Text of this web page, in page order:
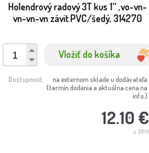
Holendrový radový 3T kus 1'' ,vo-vn-
vn-vn-vn závit PVC/šedý, 314270
Vložiť do košíka
12.10 €
s DPH
Dostupnosť:
na externom sklade u dodávateľa
(termín dodania a aktuálna cena na
info.)